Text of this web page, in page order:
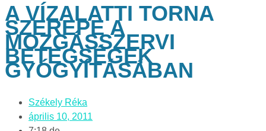
A VÍZALATTI TORNA
SZEREPE A
MOZGÁSSZERVI
BETEGSÉGEK
GYÓGYÍTÁSÁBAN
Székely Réka
április 10, 2011